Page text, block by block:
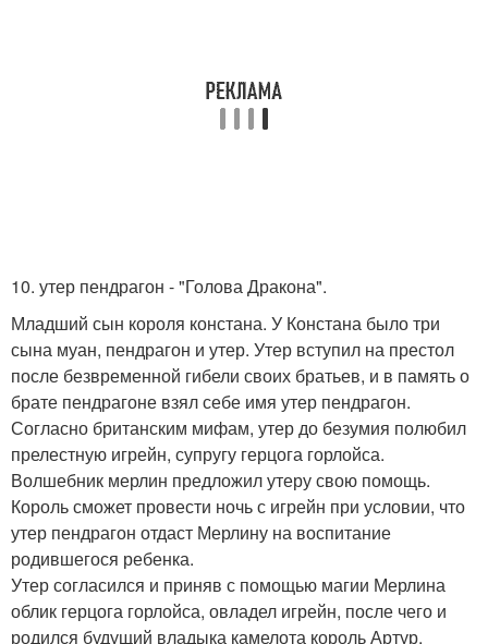
10. утер пендрагон - "Голова Дракона".
Младший сын короля констана. У Констана было три
сына муан, пендрагон и утер. Утер вступил на престол
после безвременной гибели своих братьев, и в память о
брате пендрагоне взял себе имя утер пендрагон.
Согласно британским мифам, утер до безумия полюбил
прелестную игрейн, супругу герцога горлойса.
Волшебник мерлин предложил утеру свою помощь.
Король сможет провести ночь с игрейн при условии, что
утер пендрагон отдаст Мерлину на воспитание
родившегося ребенка.
Утер согласился и приняв с помощью магии Мерлина
облик герцога горлойса, овладел игрейн, после чего и
родился будущий владыка камелота король Артур.